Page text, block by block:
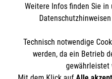
Kontakt
Malteser in Deutschland
Sharepoint
So finden Sie uns
Weitere Infos finden Sie
Technisch notwendige
werden, da ein Betrieb
gewährleistet